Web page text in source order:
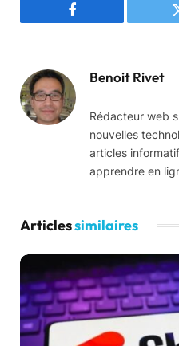
Facebook
Benoit Rivet
Rédacteur web
nouvelles
articles
apprendre en
Articlessimilaires